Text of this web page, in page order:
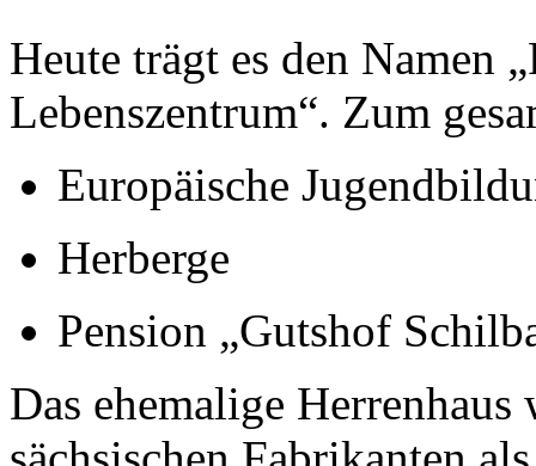
Heute trägt es den Namen
Lebenszentrum“. Zum
Europäische
Herberge
Pension „Gutshof
Das ehemalige